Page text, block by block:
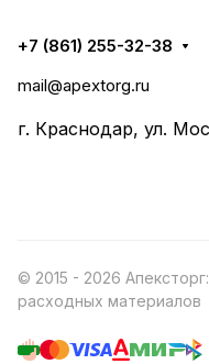
+7 (861) 255-32-38
mail@apextorg.ru
г. Краснодар, ул.
© 2015 - 2026
расходных материалов